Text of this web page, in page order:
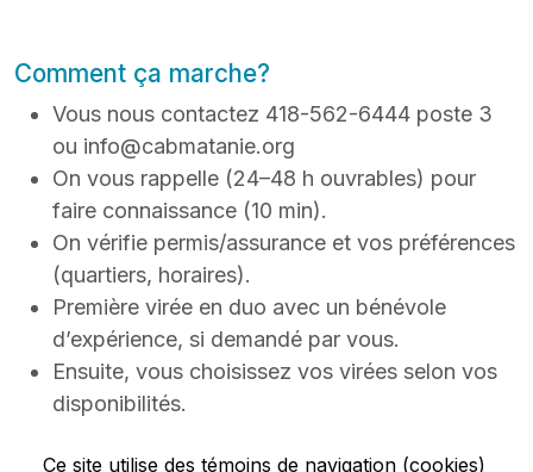
Comment ça marche?
Vous nous contactez 418-562-6444 poste 3
ou info@cabmatanie.org
On vous rappelle (24–48 h ouvrables) pour
faire connaissance (10 min).
On vérifie permis/assurance et vos préférences
(quartiers, horaires).
Première virée en duo avec un bénévole
d’expérience, si demandé par vous.
Ensuite, vous choisissez vos virées selon vos
disponibilités.
Ce site utilise des témoins de navigation (cookies)